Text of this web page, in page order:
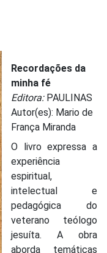
Recordações da
minha fé
Editora:PAULINAS
Autor(es): Mario de
França Miranda
O livro expressa a
experiência
espiritual,
intelectual e
pedagógica do
veterano teólogo
jesuíta. A obra
aborda temáticas